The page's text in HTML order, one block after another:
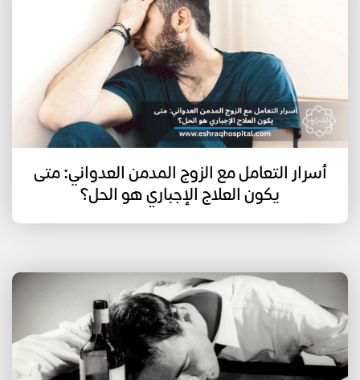
أسرار التعامل مع الزوج المدمن العدواني: متى
يكون العلاج الإجباري هو الحل؟